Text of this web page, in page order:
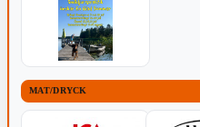
MAT/DRYCK